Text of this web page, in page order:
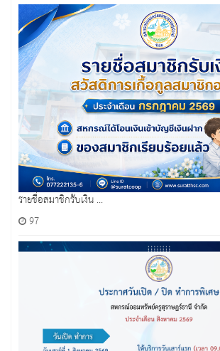
รายชื่อสมาชิกรับเงิน ...
97